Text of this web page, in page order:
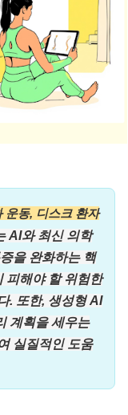
운동, 디스크 환자
AI와 최신 의학
을 완화하는 핵
피해야 할 위험한
. 또한, 생성형 AI
계획을 세우는
실질적인 도움